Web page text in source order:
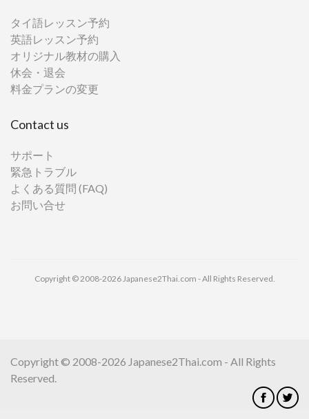
タイ語レッスン予約
英語レッスン予約
オリジナル教材の購入
休会・退会
料金プランの変更
Contact us
サポート
緊急トラブル
よくある質問 (FAQ)
お問い合せ
Copyright © 2008-2026 Japanese2Thai.com - All Rights Reserved.
Copyright © 2008-2026 Japanese2Thai.com - All Rights
Reserved.